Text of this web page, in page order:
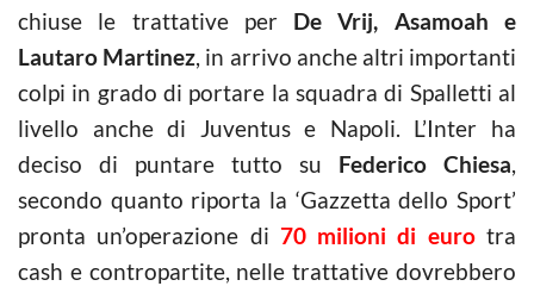
chiuse le trattative per De Vrij, Asamoah e
Lautaro Martinez, in arrivo anche altri importanti
colpi in grado di portare la squadra di Spalletti al
livello anche di Juventus e Napoli. L’Inter ha
deciso di puntare tutto su Federico Chiesa,
secondo quanto riporta la ‘Gazzetta dello Sport’
pronta un’operazione di 70 milioni di eurotra
cash e contropartite, nelle trattative dovrebbero